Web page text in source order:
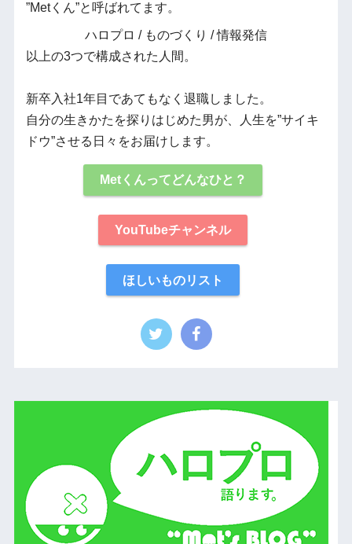
”Metくん”と呼ばれてます。
ハロプロ / ものづくり / 情報発信
以上の3つで構成された人間。
新卒入社1年目であてもなく退職しました。
自分の生きかたを探りはじめた男が、人生を”サイキ
ドウ”させる日々をお届けします。
Metくんってどんなひと？
YouTubeチャンネル
ほしいものリスト